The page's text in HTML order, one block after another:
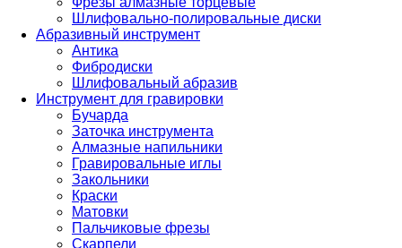
Шлифовально-полировальные диски
Абразивный инструмент
Антика
Фибродиски
Шлифовальный абразив
Инструмент для гравировки
Бучарда
Заточка инструмента
Алмазные напильники
Гравировальные иглы
Закольники
Краски
Матовки
Пальчиковые фрезы
Скарпели